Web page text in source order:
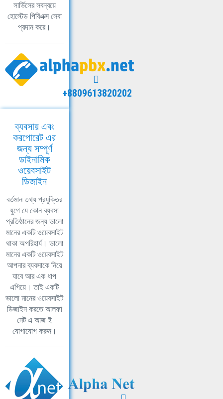
সার্ভিসের সবন্বয়ে
হোস্টেড পিবিএক্স সেবা
প্রদান করে।
+8809613820202
ব্যবসায় এবং
করপোরেট এর
জন্য সম্পূর্ণ
ডাইনামিক
ওয়েবসাইট
ডিজাইন
বর্তমান তথ্য প্রযুক্তির
যুগে যে কোন ব্যবসা
প্রতিষ্ঠানের জন্য ভালো
মানের একটি ওয়েবসাইট
থাকা অপরিহার্য। ভালো
মানের একটি ওয়েবসাইট
আপনার ব্যবসাকে নিয়ে
যাবে আর এক ধাপ
এগিয়ে। তাই একটি
ভালো মানের ওয়েবসাইট
ডিজাইন করতে আলফা
নেট এ আজ ই
যোগাযোগ করুন।